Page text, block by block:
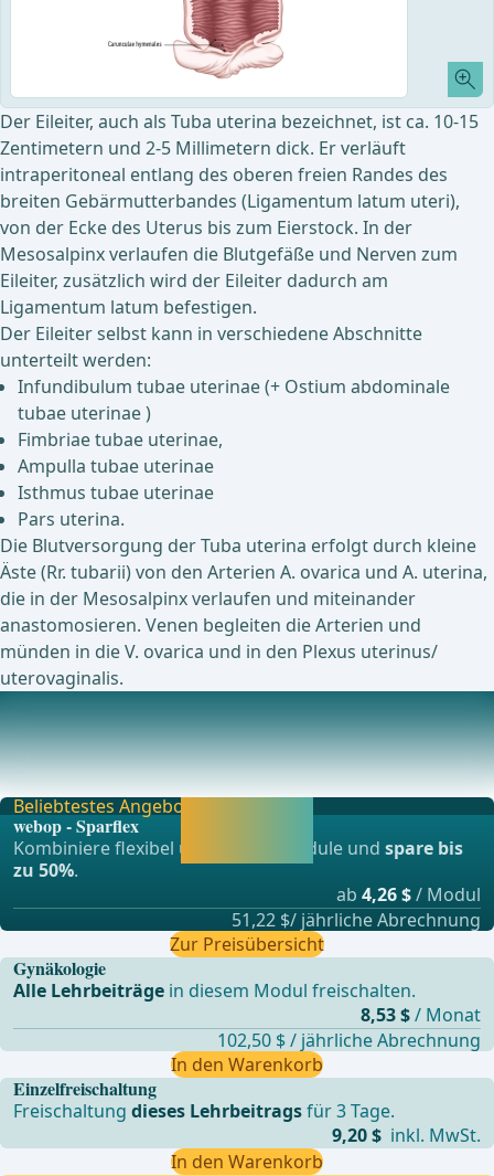
Der Eileiter, auch als Tuba uterina bezeichnet, ist ca. 10-15
Zentimetern und 2-5 Millimetern dick. Er verläuft
intraperitoneal entlang des oberen freien Randes des
breiten Gebärmutterbandes (Ligamentum latum uteri),
von der Ecke des Uterus bis zum Eierstock. In der
Mesosalpinx verlaufen die Blutgefäße und Nerven zum
Eileiter, zusätzlich wird der Eileiter dadurch am
Ligamentum latum befestigen.
Der Eileiter selbst kann in verschiedene Abschnitte
unterteilt werden:
Infundibulum tubae uterinae (+ Ostium abdominale
tubae uterinae )
Fimbriae tubae uterinae,
Ampulla tubae uterinae
Isthmus tubae uterinae
Pars uterina.
Die Blutversorgung der Tuba uterina erfolgt durch kleine
Äste (Rr. tubarii) von den Arterien A. ovarica und A. uterina,
die in der Mesosalpinx verlaufen und miteinander
anastomosieren. Venen begleiten die Arterien und
münden in die V. ovarica und in den Plexus uterinus/
uterovaginalis.
Die Gebärmutter (Uterus )
Die Gebärmutter, auch Uterus genannt, ist ein hohles,
muskuläres Organ im weiblichen Körper, das ei
Einzelfreischaltung
Freischaltungdieses Lehrbeitragsfür 3 Tage.
9,20 $ inkl. MwSt.
In den Warenkorb
Beliebtestes Angebot
webop - Sparflex
Kombiniere flexibel unsere Lernmodule undspare bis
zu 50%.
ab 4,26 $/ Modul
51,22 $/ jährliche Abrechnung
Zur Preisübersicht
Gynäkologie
Alle Lehrbeiträge in diesem Modul freischalten.
8,53 $/ Monat
102,50 $ / jährliche Abrechnung
In den Warenkorb